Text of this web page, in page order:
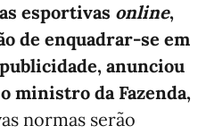
esportivas online,
de enquadrar-se em
anunciou
ministro da Fazenda,
normas serão